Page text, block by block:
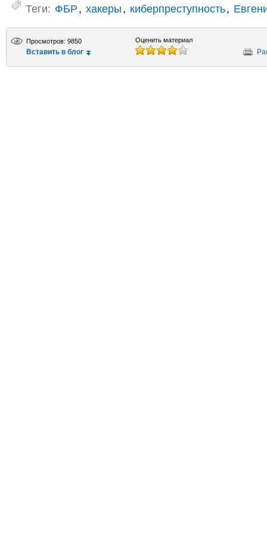
Теги: ФБР, хакеры, киберпреступность,
Просмотров: 9850
Вставить в блог
Оценить материал